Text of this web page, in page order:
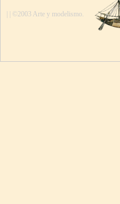
| | ©2003 Arte y modelismo.